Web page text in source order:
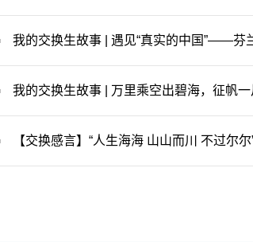
我的交换生故事 | 遇见“真实的中国”——芬
我的交换生故事 | 万里乘空出碧海，征帆
【交换感言】“人生海海 山山而川 不过尔